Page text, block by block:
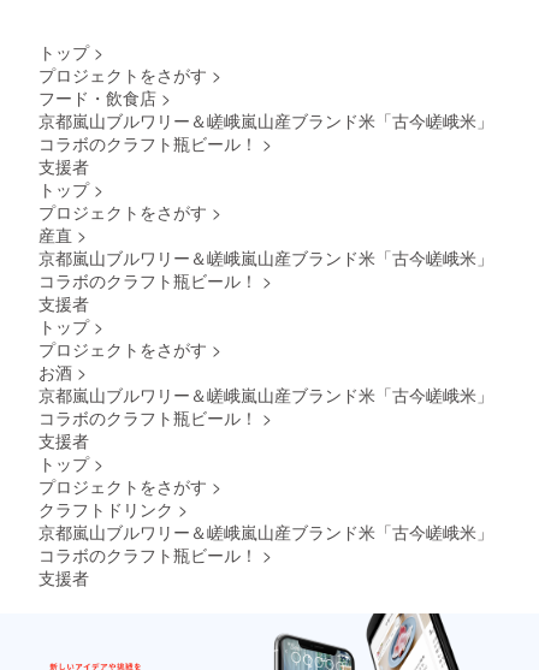
トップ >
プロジェクトをさがす >
フード・飲食店 >
京都嵐山ブルワリー＆嵯峨嵐山産ブランド米「古今嵯峨米」
コラボのクラフト瓶ビール！ >
支援者
トップ >
プロジェクトをさがす >
産直 >
京都嵐山ブルワリー＆嵯峨嵐山産ブランド米「古今嵯峨米」
コラボのクラフト瓶ビール！ >
支援者
トップ >
プロジェクトをさがす >
お酒 >
京都嵐山ブルワリー＆嵯峨嵐山産ブランド米「古今嵯峨米」
コラボのクラフト瓶ビール！ >
支援者
トップ >
プロジェクトをさがす >
クラフトドリンク >
京都嵐山ブルワリー＆嵯峨嵐山産ブランド米「古今嵯峨米」
コラボのクラフト瓶ビール！ >
支援者